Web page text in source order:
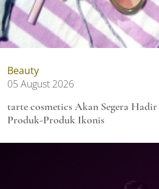
Beauty
05 August 2026
tarte cosmetics Akan Segera
Produk-Produk Ikonis